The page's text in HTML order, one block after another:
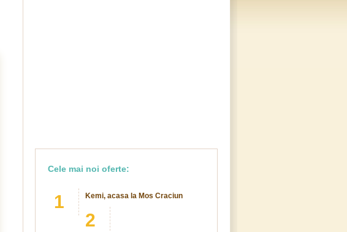
Cele mai noi oferte:
1 Kemi, acasa la Mos Craciun
2